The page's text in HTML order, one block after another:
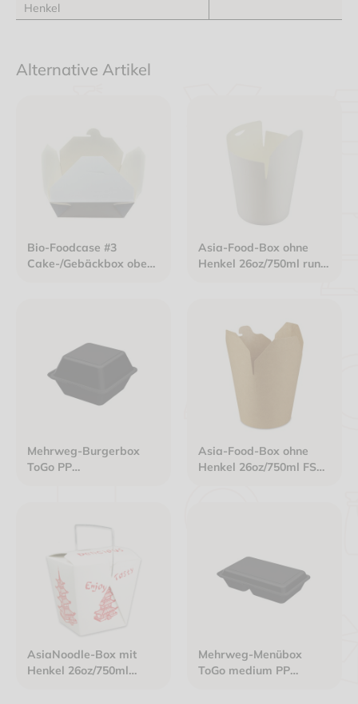
Henkel
Alternative Artikel
Bio-Foodcase #3
Cake-/Gebäckbox oben:
Asia-Food-Box ohne
Henkel 26oz/750ml rund
Mehrweg-Burgerbox
ToGo PP
Asia-Food-Box ohne
Henkel 26oz/750ml FSC
AsiaNoodle-Box mit
Henkel 26oz/750ml
Mehrweg-Menübox
ToGo medium PP